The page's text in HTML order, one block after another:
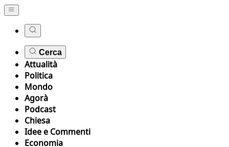
Cerca
Attualità
Politica
Mondo
Agorà
Podcast
Chiesa
Idee e Commenti
Economia